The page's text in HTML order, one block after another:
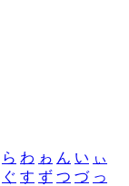
ら わ ゎ ん い ぃ
ぐ す ず つ づ っ